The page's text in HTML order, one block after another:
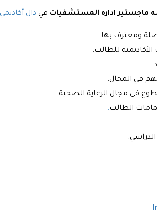
ماجستير اداره المستشفيات في دال أكاديمي
ومعترف بها.
للطالب.
في المجال.
في مجال الرعاية الصحية.
الطالب.